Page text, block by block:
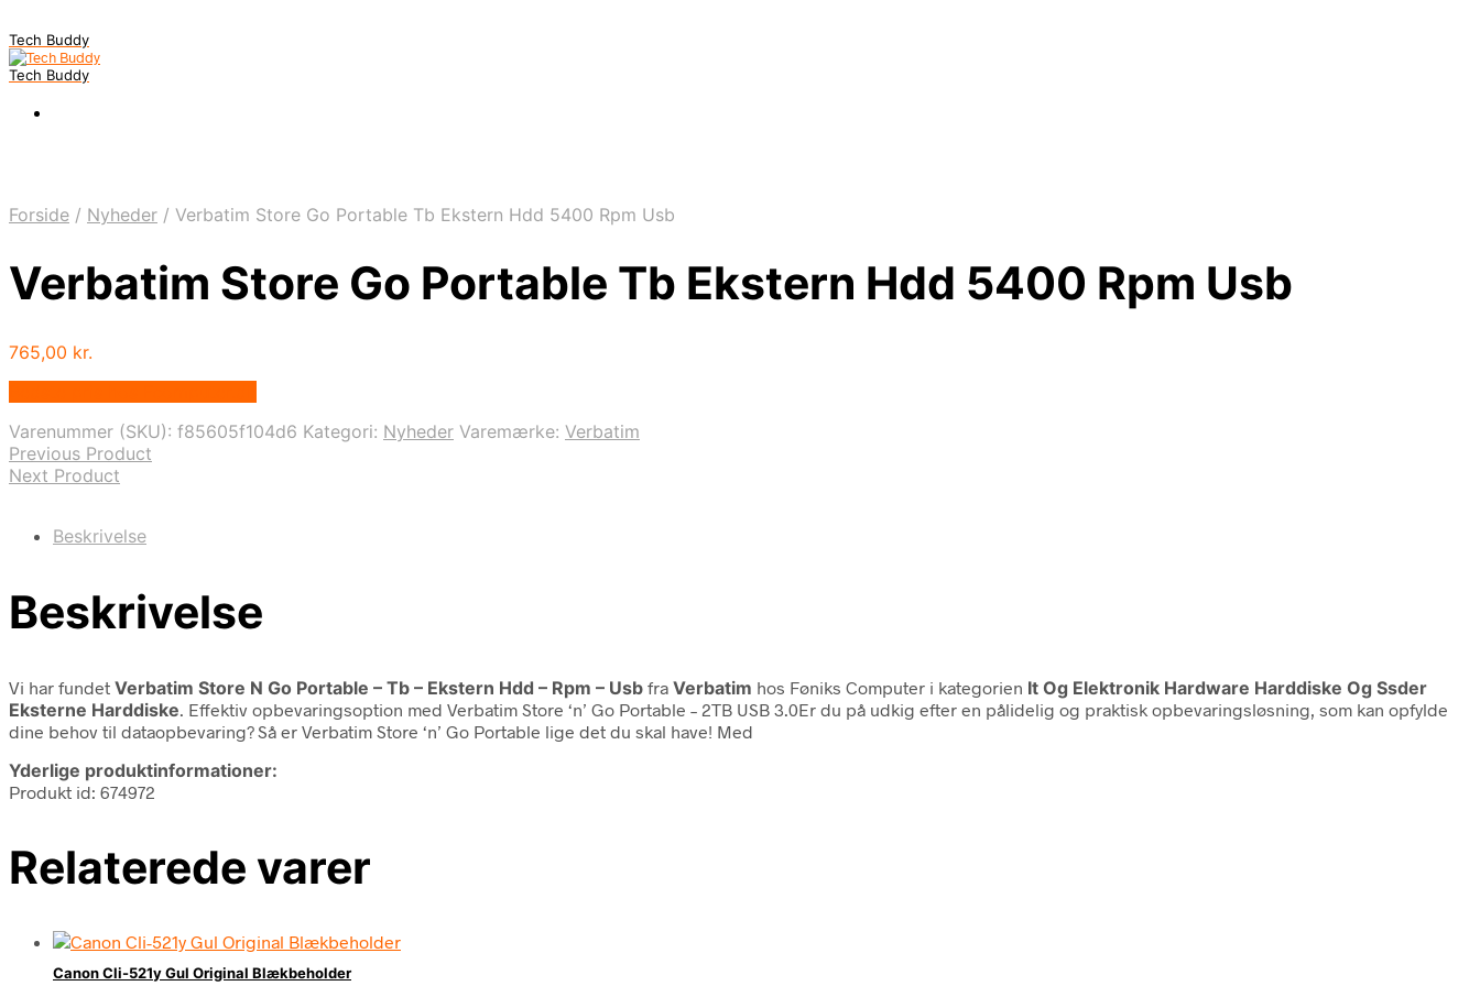
Tech Buddy
Tech Buddy
Forside / Nyheder / Verbatim Store Go Portable Tb Ekstern Hdd 5400 Rpm Usb
Verbatim Store Go Portable Tb Ekstern Hdd 5400 Rpm Usb
765,00 kr.
Varenummer (SKU): f85605f104d6 Kategori: Nyheder Varemærke: Verbatim
Previous Product
Next Product
Beskrivelse
Beskrivelse
Vi har fundet Verbatim Store N Go Portable – Tb – Ekstern Hdd – Rpm – Usb fra Verbatim hos Føniks Computer i kategorien It Og Elektronik Hardware Harddiske Og Ssder
Eksterne Harddiske . Effektiv opbevaringsoption med Verbatim Store ‘n’ Go Portable – 2TB USB 3.0Er du på udkig efter en pålidelig og praktisk opbevaringsløsning, som kan opfylde
dine behov til dataopbevaring? Så er Verbatim Store ‘n’ Go Portable lige det du skal have! Med
Yderlige produktinformationer:
Produkt id: 674972
Relaterede varer
Canon Cli-521y Gul Original Blækbeholder